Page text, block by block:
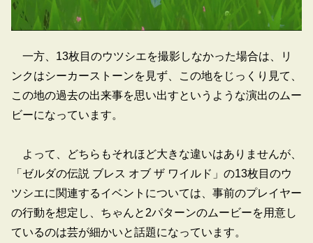
一方、13枚目のウツシエを撮影しなかった場合は、リ
ンクはシーカーストーンを見ず、この地をじっくり見て、
この地の過去の出来事を思い出すというような演出のムー
ビーになっています。
よって、どちらもそれほど大きな違いはありませんが、
「ゼルダの伝説 ブレス オブ ザ ワイルド」の13枚目のウ
ツシエに関連するイベントについては、事前のプレイヤー
の行動を想定し、ちゃんと2パターンのムービーを用意し
ているのは芸が細かいと話題になっています。